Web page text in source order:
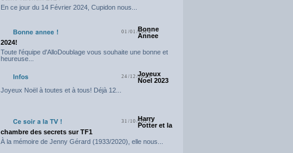
En ce jour du 14 Février 2024, Cupidon nous...
01/01/2024
Bonne
Annee
2024!
Toute l'équipe d'AlloDoublage vous souhaite une bonne et
heureuse...
24/12/2023
Joyeux
Noel 2023
Joyeux Noël à toutes et à tous! Déjà 12...
31/10/2023
Harry
Potter et la
chambre des secrets sur TF1
À la mémoire de Jenny Gérard (1933/2020), elle nous...